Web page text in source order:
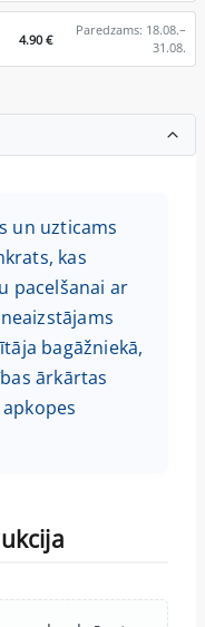
4.90 €
Paredzams: 18.08.–
31.08.
un uzticams
kas
pacelšanai ar
bagāžniekā,
ārkārtas